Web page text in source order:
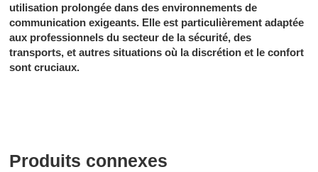
utilisation prolongée dans des environnements de
communication exigeants. Elle est particulièrement adaptée
aux professionnels du secteur de la sécurité, des
transports, et autres situations où la discrétion et le confort
sont cruciaux.
Produits connexes